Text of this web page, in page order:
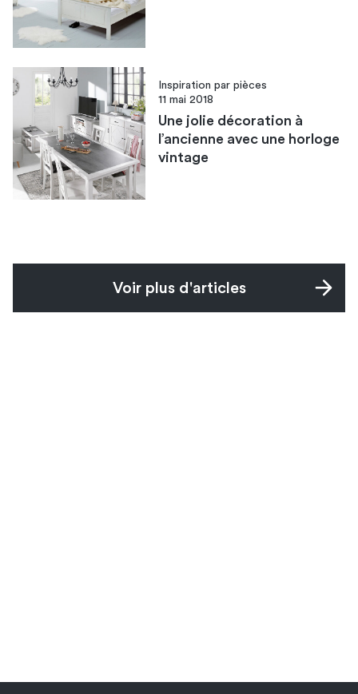
Inspiration par pièces
11 mai 2018
Une jolie décoration à
l’ancienne avec une horloge
vintage
Voir plus d'articles